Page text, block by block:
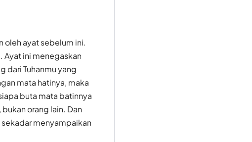
oleh ayat sebelum ini.
Ayat ini menegaskan
dari Tuhanmu yang
mata hatinya, maka
buta mata batinnya
orang lain. Dan
menyampaikan